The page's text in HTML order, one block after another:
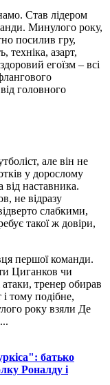
Став лідером
Минулого року,
посилив гру,
техніка, азарт,
егоїзм – всі
головного
але він не
у дорослому
від наставника.
не відразу
слабкими,
такої ж довіри,
першої команди.
Циганков чи
атаки, тренер обирав
тому подібне,
року взяли Де
батько
Роналду і